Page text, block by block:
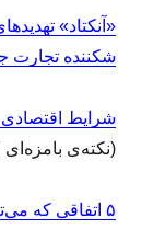
شکننده تجارت
شرایط
(نکته‌ی
۵ اتفاقی که